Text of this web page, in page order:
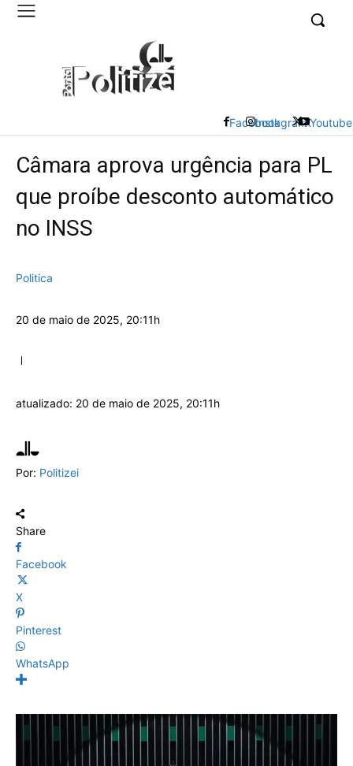
FacebookInstagramXYoutube
Câmara aprova urgência para PL
que proíbe desconto automático
no INSS
Politica
20 de maio de 2025, 20:11h
atualizado: 20 de maio de 2025, 20:11h
Por: Politizei
Share
Facebook
X
Pinterest
WhatsApp